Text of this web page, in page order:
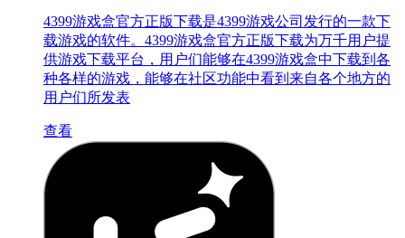
4399游戏盒官方正版下载是4399游戏公司发行的一款下
载游戏的软件。4399游戏盒官方正版下载为万千用户提
供游戏下载平台，用户们能够在4399游戏盒中下载到各
种各样的游戏，能够在社区功能中看到来自各个地方的
用户们所发表
查看